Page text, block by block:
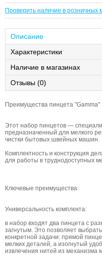
Проверить наличие в розничных
Описание
Характеристики
Наличие в магазинах
Отзывы (0)
Преимущества пинцета "Gamma"
Этот набор пинцетов —
предназначенный для мелкого
чистки бытовых швейных машин.
Комплектность и конструкция
для работы в труднодоступных
Ключевые преимущества:
Универсальность комплекта:
в набор входят два пинцета с
загнутым. Это позволяет
конкретной задачи: прямой
мелких деталей, а изогнутый
извлечения нитей из механизма